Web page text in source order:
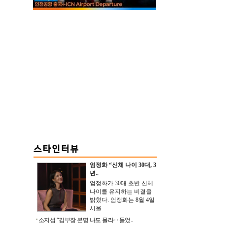
엄정화 “신체 나이 30대, 3
년..
엄정화가 30대 초반 신체
나이를 유지하는 비결을
밝혔다. 엄정화는 8월 4일
서울 ..
소지섭 “김부장 본명 나도 몰라‥들었..